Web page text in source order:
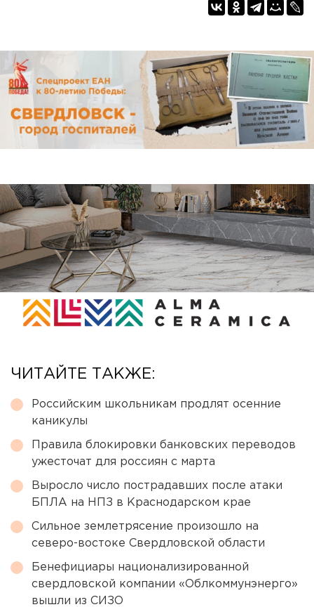
ЧИТАЙТЕ ТАКЖЕ:
Российским школьникам продлят осенние
каникулы
Правила блокировки банковских переводов
ужесточат для россиян с марта
Выросло число пострадавших после атаки
БПЛА на НПЗ в Краснодарском крае
Сильное землетрясение произошло на
северо-востоке Свердловской области
Бенефициары национализированной
свердловской компании «Облкоммунэнерго»
вышли из СИЗО